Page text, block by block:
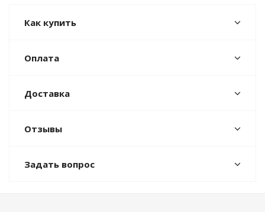
Как купить
Оплата
Доставка
Отзывы
Задать вопрос